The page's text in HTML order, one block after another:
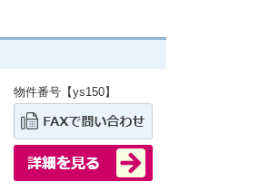
物件番号【ys150】